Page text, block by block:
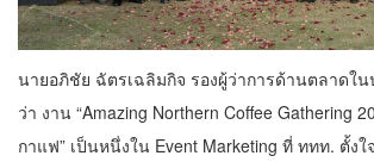
นายอภิชัย ฉัตรเฉลิมกิจ รองผู้ว่าการด้านตลาดใน
ว่า งาน “Amazing Northern Coffee Gathering
กาแฟ” เป็นหนึ่งใน Event Marketing ที่ ททท. ตั้งใ